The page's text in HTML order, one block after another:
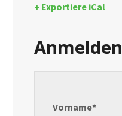
+ Exportiere iCal
Anmelden
Vorname*